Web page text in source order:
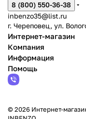
8 (800) 550-36-38
inbenzo35@list.ru
г. Череповец, ул.
Интернет-магазин
Компания
Информация
Помощь
© 2026 Интернет-